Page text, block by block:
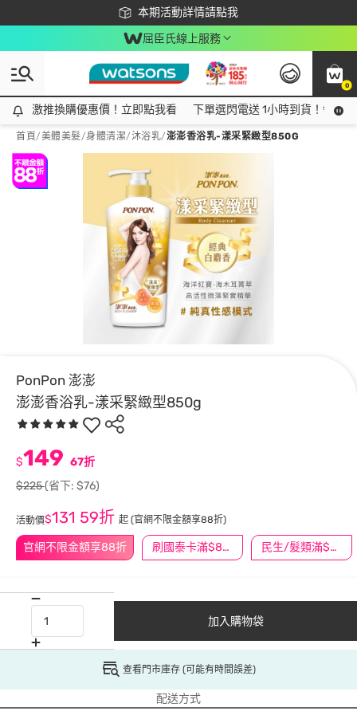
本期活動詳情請點我
下載app最高回饋$350
屈臣氏線上服務
0
激推換購優惠價！立即點我看
激推換購優惠價！立即點我看 下單選閃電送 1小時到貨！領神
首頁/美體美髮/身體清潔/沐浴乳/澎澎香浴乳-漾采緊緻型850G
PonPon 澎澎
澎澎香浴乳-漾采緊緻型850g
官網不限金額享88折 刷國泰卡滿$888送3萬點 民生/髮類滿$388送舒潔冰巾
$149 67折
$225(省下: $76)
活動價$131 59折 起 (官網不限金額享88折)
加入購物袋
查看門市庫存 (可能有時間誤差)
配送方式